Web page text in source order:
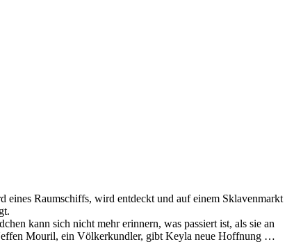
Raumschiffs, wird entdeckt und auf einem Sklavenmarkt
kann sich nicht mehr erinnern, was passiert ist, als sie an
Mouril, ein Völkerkundler, gibt Keyla neue Hoffnung …